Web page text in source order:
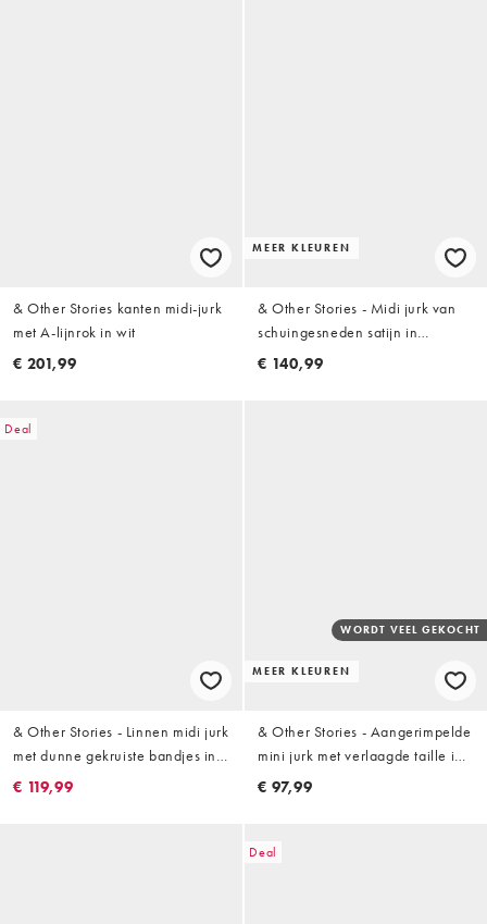
& Other Stories kanten midi-jurk
met A-lijnrok in wit
€ 201,99
MEER KLEUREN
& Other Stories - Midi jurk van
schuingesneden satijn in
champagne
€ 140,99
Deal
& Other Stories - Linnen midi jurk
met dunne gekruiste bandjes in
wit
€ 119,99
MEER KLEUREN
WORDT VEEL GEKOCHT
& Other Stories - Aangerimpelde
mini jurk met verlaagde taille in
chocoladebruin
€ 97,99
Deal